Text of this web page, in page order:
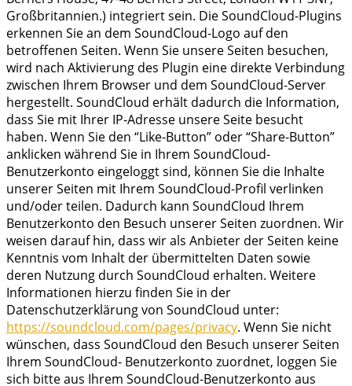
Großbritannien.) integriert sein. Die SoundCloud-Plugins
erkennen Sie an dem SoundCloud-Logo auf den
betroffenen Seiten. Wenn Sie unsere Seiten besuchen,
wird nach Aktivierung des Plugin eine direkte Verbindung
zwischen Ihrem Browser und dem SoundCloud-Server
hergestellt. SoundCloud erhält dadurch die Information,
dass Sie mit Ihrer IP-Adresse unsere Seite besucht
haben. Wenn Sie den “Like-Button” oder “Share-Button”
anklicken während Sie in Ihrem SoundCloud-
Benutzerkonto eingeloggt sind, können Sie die Inhalte
unserer Seiten mit Ihrem SoundCloud-Profil verlinken
und/oder teilen. Dadurch kann SoundCloud Ihrem
Benutzerkonto den Besuch unserer Seiten zuordnen. Wir
weisen darauf hin, dass wir als Anbieter der Seiten keine
Kenntnis vom Inhalt der übermittelten Daten sowie
deren Nutzung durch SoundCloud erhalten. Weitere
Informationen hierzu finden Sie in der
Datenschutzerklärung von SoundCloud unter:
https://soundcloud.com/pages/privacy. Wenn Sie nicht
wünschen, dass SoundCloud den Besuch unserer Seiten
Ihrem SoundCloud- Benutzerkonto zuordnet, loggen Sie
sich bitte aus Ihrem SoundCloud-Benutzerkonto aus